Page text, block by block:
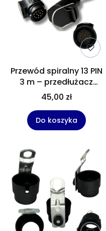
Przewód spiralny 13 PIN
3 m – przedłużacz
elektryczny do
przyczepy, wtyczka +
gniazdo 12V
45,00 zł
Do koszyka